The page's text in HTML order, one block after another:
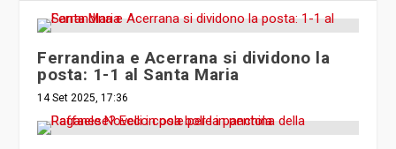
Ferrandina e Acerrana si dividono la
posta: 1-1 al Santa Maria
14 Set 2025, 17:36